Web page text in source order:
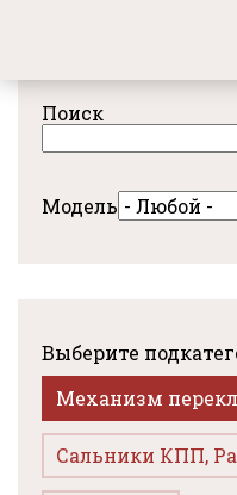
содержанию
Поиск
Модель
Выберите
Механизм
Сальники КПП,